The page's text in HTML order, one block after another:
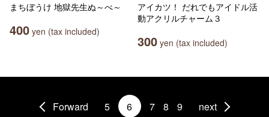
まちぼうけ 地獄先生ぬ～べ～
400 yen (tax included)
アイカツ！ だれでもアイドル活
動アクリルチャーム３
300 yen (tax included)
Forward 5 6 7 8 9 next